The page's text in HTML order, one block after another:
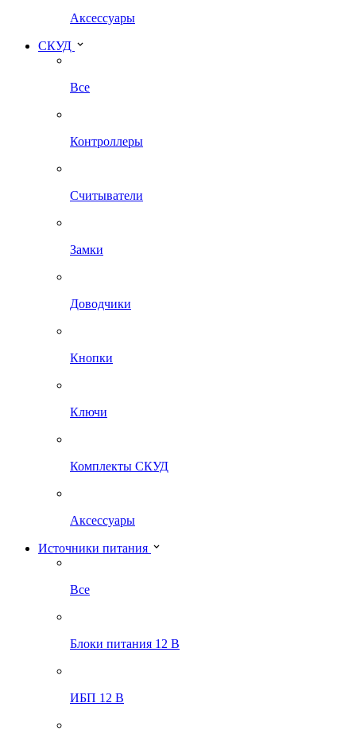
Аксессуары
СКУД
Все
Контроллеры
Считыватели
Замки
Доводчики
Кнопки
Ключи
Комплекты СКУД
Аксессуары
Источники питания
Все
Блоки питания 12 В
ИБП 12 В